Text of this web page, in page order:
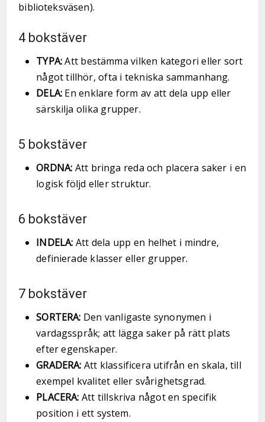
biblioteksväsen).
4 bokstäver
TYPA:Att bestämma vilken kategori eller sort
något tillhör, ofta i tekniska sammanhang.
DELA: En enklare form av att dela upp eller
särskilja olika grupper.
5 bokstäver
ORDNA: Att bringa reda och placera saker i en
logisk följd eller struktur.
6 bokstäver
INDELA: Att dela upp en helhet i mindre,
definierade klasser eller grupper.
7 bokstäver
SORTERA: Den vanligaste synonymen i
vardagsspråk; att lägga saker på rätt plats
efter egenskaper.
GRADERA: Att klassificera utifrån en skala, till
exempel kvalitet eller svårighetsgrad.
PLACERA: Att tillskriva något en specifik
position i ett system.